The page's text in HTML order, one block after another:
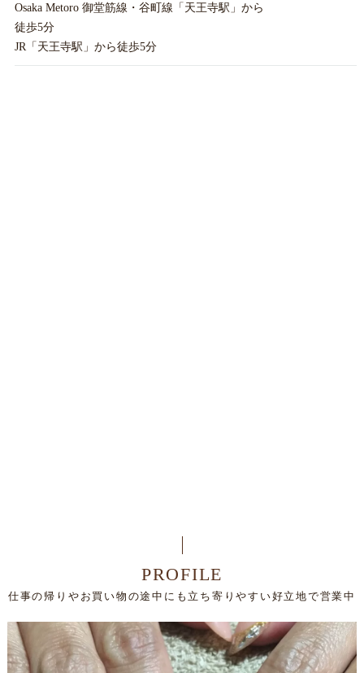
Osaka Metoro 御堂筋線・谷町線「天王寺駅」から
徒歩5分
JR「天王寺駅」から徒歩5分
仕事の帰りやお買い物の途中にも立ち寄りやすい好立地で営業中
PROFILE